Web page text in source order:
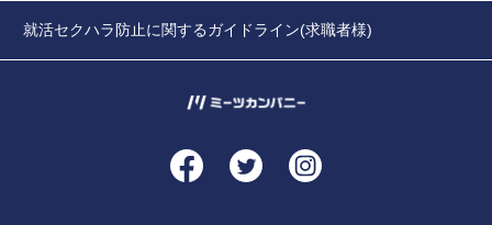
就活セクハラ防止に関するガイドライン(求職者様)